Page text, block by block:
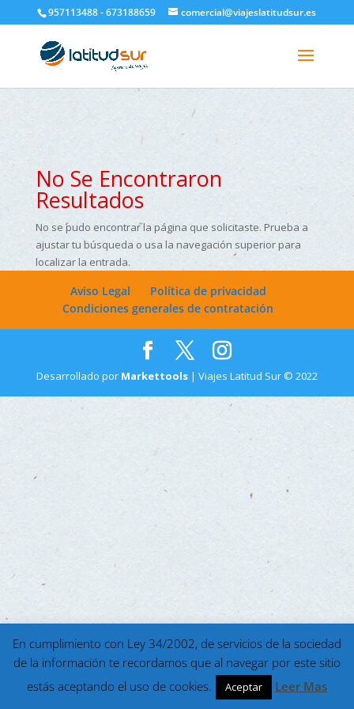
google-site-verification=H6A6AFFbXLQPnewL7da5KWjTFeKytP3gbsCfUlQl-
3k
957113488 - 673188659 comercial@viajeslatitudsur.es
No Se Encontraron
Resultados
No se pudo encontrar la página que solicitaste. Prueba a
ajustar tu búsqueda o usa la navegación superior para
localizar la entrada.
Aviso Legal
Política de privacidad
Condiciones generales de contratación
Desarrollado por Markettools | Viajes Latitud Sur © 2022
En cumplimiento con Ley 34/2002, de servicios de la sociedad
de la información te recordamos que al navegar por este sitio
estás aceptando el uso de cookies.
Aceptar Leer Mas